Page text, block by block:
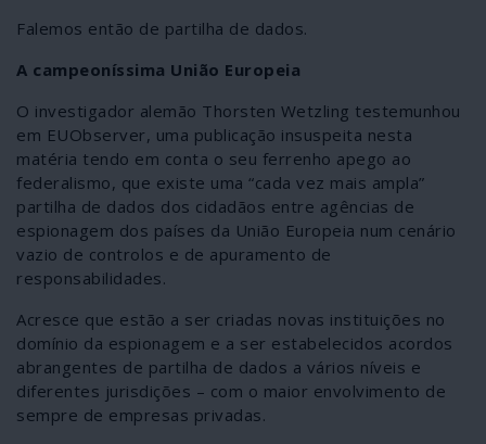
Falemos então de partilha de dados.
A campeoníssima União Europeia
O investigador alemão Thorsten Wetzling testemunhou
em EUObserver, uma publicação insuspeita nesta
matéria tendo em conta o seu ferrenho apego ao
federalismo, que existe uma “cada vez mais ampla”
partilha de dados dos cidadãos entre agências de
espionagem dos países da União Europeia num cenário
vazio de controlos e de apuramento de
responsabilidades.
Acresce que estão a ser criadas novas instituições no
domínio da espionagem e a ser estabelecidos acordos
abrangentes de partilha de dados a vários níveis e
diferentes jurisdições – com o maior envolvimento de
sempre de empresas privadas.